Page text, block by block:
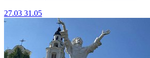
27.03 31.05